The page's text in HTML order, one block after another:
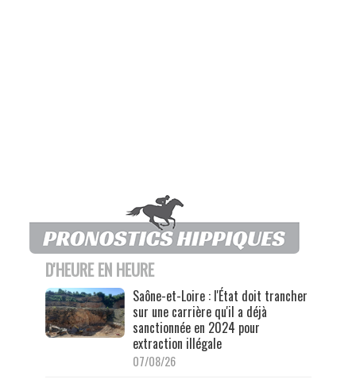
D'HEURE EN HEURE
Saône-et-Loire : l'État doit trancher
sur une carrière qu'il a déjà
sanctionnée en 2024 pour
extraction illégale
07/08/26